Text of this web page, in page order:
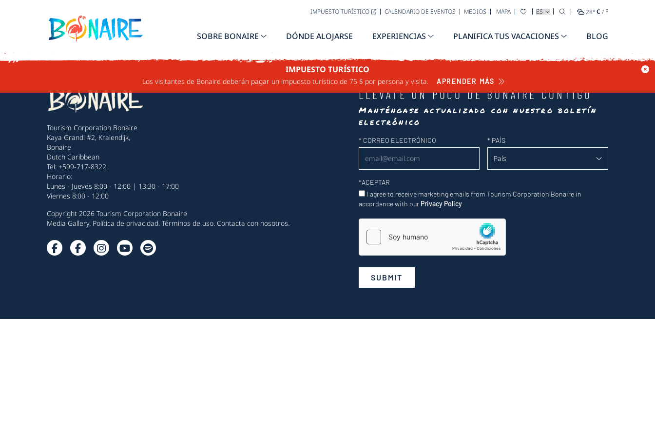
IMPUESTO TURÍSTICO CALENDARIO DE EVENTOS MEDIOS MAPA SELECCIONA TU IDIOMA
28°C / F
SOBRE BONAIRE DÓNDE ALOJARSE EXPERIENCIAS PLANIFICA TUS VACACIONES BLOG
IMPUESTO TURÍSTICO
Los visitantes de Bonaire deberán pagar un impuesto turístico de 75 $ por persona y visita. APRENDER MÁS
Tourism Corporation Bonaire
Kaya Grandi #2, Kralendijk,
Bonaire
Dutch Caribbean
Tel: +599-717-8322
Horario:
Lunes - Jueves 8:00 - 12:00 | 13:30 - 17:00
Viernes 8:00 - 12:00
Copyright 2026 Tourism Corporation Bonaire
Media Gallery. Política de privacidad. Términos de uso. Contacta con nosotros.
LLÉVATE UN POCO DE BONAIRE CONTIGO
Manténgase actualizado con nuestro boletín
electrónico
Newsletter
* CORREO ELECTRÓNICO * PAÍS
*ACEPTAR
I agree to receive marketing emails from Tourism Corporation Bonaire in
accordance with our Privacy Policy
SUBMIT